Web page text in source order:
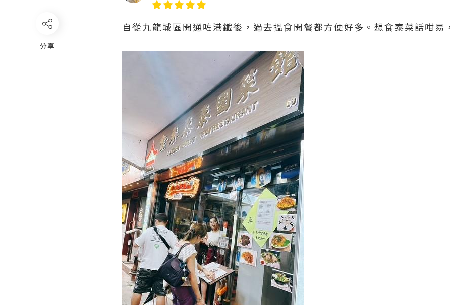
分享
自從九龍城區開通咗港鐵後，過去搵食開餐都方便好多。想食泰菜話咁易